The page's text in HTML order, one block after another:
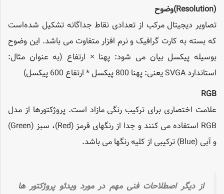
(Resolution)
وضوح
تصاویر دیجیتال مرکب از تعدادی نقاط جداگانه تشکیل شده‌است
که بسته به کارت گرافیک و نرم افزار متفاوت می باشد. این وضوح
بوسیله پیکسل بیان می شود: پهنا × ارتفاع (به عنوان مثال:
استاندارد SVGA یعنی: پهنا 800 پیکسل * ارتفاع 600 پیکسل)
RGB
علامت اختصاری برای ترکیب رنگی مازاد است. پروژکتورها از مدل
RGB استفاده می کنند و جدا از رنگهای قرمز (Red)، سبز (Green)
و آبی (Blue) ترکیبی از کلیه رنگها می باشد.
از دیگر اصطلاحات فنی مهم در مورد ویدئو پروژکتور ها